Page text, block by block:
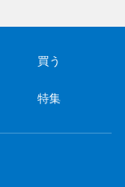
買う
特集